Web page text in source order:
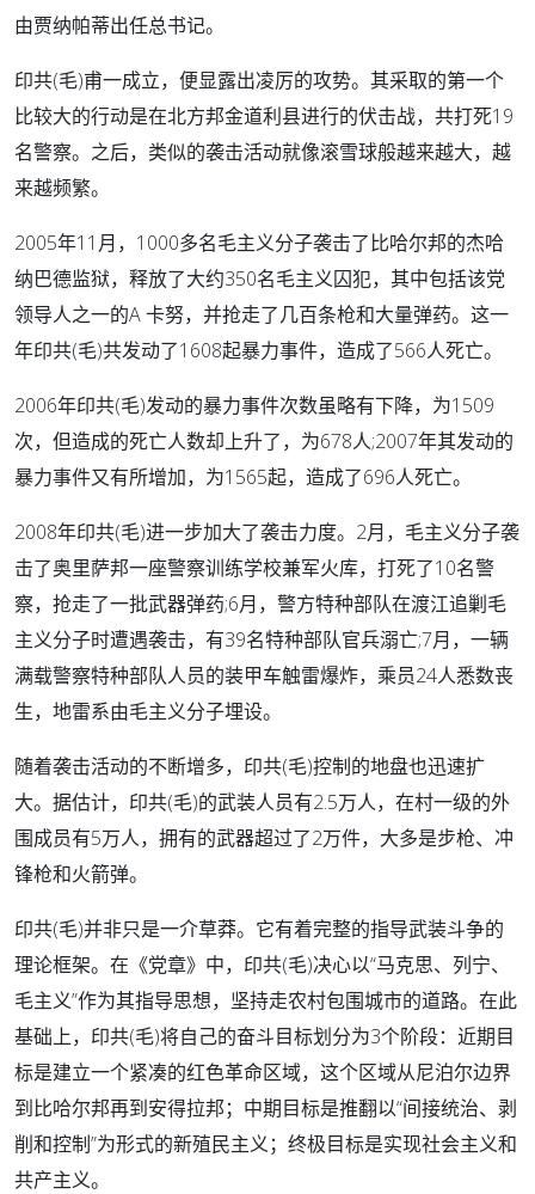
由贾纳帕蒂出任总书记。
印共(毛)甫一成立，便显露出凌厉的攻势。其采取的第一个
比较大的行动是在北方邦金道利县进行的伏击战，共打死19
名警察。之后，类似的袭击活动就像滚雪球般越来越大，越
来越频繁。
2005年11月，1000多名毛主义分子袭击了比哈尔邦的杰哈
纳巴德监狱，释放了大约350名毛主义囚犯，其中包括该党
领导人之一的A 卡努，并抢走了几百条枪和大量弹药。这一
年印共(毛)共发动了1608起暴力事件，造成了566人死亡。
2006年印共(毛)发动的暴力事件次数虽略有下降，为1509
次，但造成的死亡人数却上升了，为678人;2007年其发动的
暴力事件又有所增加，为1565起，造成了696人死亡。
2008年印共(毛)进一步加大了袭击力度。2月，毛主义分子袭
击了奥里萨邦一座警察训练学校兼军火库，打死了10名警
察，抢走了一批武器弹药;6月，警方特种部队在渡江追剿毛
主义分子时遭遇袭击，有39名特种部队官兵溺亡;7月，一辆
满载警察特种部队人员的装甲车触雷爆炸，乘员24人悉数丧
生，地雷系由毛主义分子埋设。
随着袭击活动的不断增多，印共(毛)控制的地盘也迅速扩
大。据估计，印共(毛)的武装人员有2.5万人，在村一级的外
围成员有5万人，拥有的武器超过了2万件，大多是步枪、冲
锋枪和火箭弹。
印共(毛)并非只是一介草莽。它有着完整的指导武装斗争的
理论框架。在《党章》中，印共(毛)决心以“马克思、列宁、
毛主义”作为其指导思想，坚持走农村包围城市的道路。在此
基础上，印共(毛)将自己的奋斗目标划分为3个阶段：近期目
标是建立一个紧凑的红色革命区域，这个区域从尼泊尔边界
到比哈尔邦再到安得拉邦；中期目标是推翻以“间接统治、剥
削和控制”为形式的新殖民主义；终极目标是实现社会主义和
共产主义。